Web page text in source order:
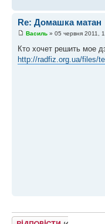
Re: Домашка матан
Василь » 05 червня 2011,
Кто хочет решить мое
http://radfiz.org.ua/files/
Відповісти